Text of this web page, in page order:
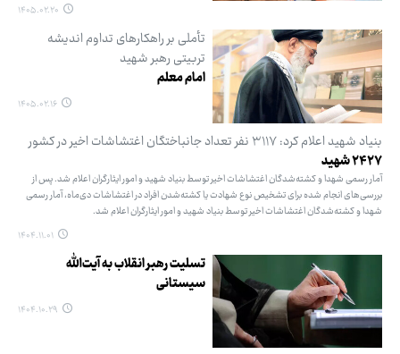
۱۴۰۵.۰۲.۲۰
تأملی بر راهکارهای تداوم اندیشه
تربیتی رهبر شهید
امام معلم
۱۴۰۵.۰۲.۱۶
بنیاد شهید اعلام کرد: ۳۱۱۷ نفر تعداد جانباختگان اغتشاشات اخیر در کشور
۲۴۲۷ شهید
آمار رسمی شهدا و کشته‌شدگان اغتشاشات اخیر توسط بنیاد شهید و امور ایثارگران اعلام شد. پس از
بررسی‌های انجام شده برای تشخیص نوع شهادت یا کشته‌شدن افراد در اغتشاشات دی‌ماه، آمار رسمی
شهدا و کشته‌شدگان اغتشاشات اخیر توسط بنیاد شهید و امور ایثارگران اعلام شد.
۱۴۰۴.۱۱.۰۱
تسلیت رهبر انقلاب به آیت‌الله
سیستانی
۱۴۰۴.۱۰.۲۹